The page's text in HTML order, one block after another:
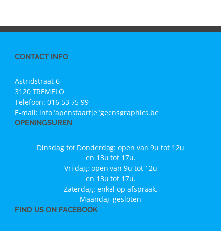
CONTACT INFO
Astridstraat 6
3120 TREMELO
Telefoon: 016 53 75 99
E-mail: info"apenstaartje"geensgraphics.be
OPENINGSUREN
Dinsdag tot Donderdag: open van 9u tot 12u
en 13u tot 17u.
Vrijdag: open van 9u tot 12u
en 13u tot 17u.
Zaterdag: enkel op afspraak.
Maandag gesloten
FIND US ON FACEBOOK